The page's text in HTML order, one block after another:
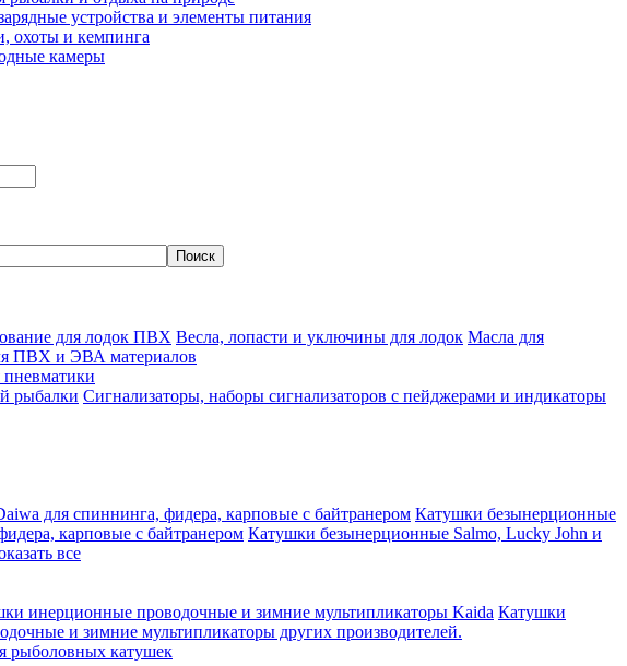
устройства и элементы питания
охоты и кемпинга
камеры
для лодок ПВХ Весла, лопасти и уключины для лодок Масла для
ПВХ и ЭВА материалов
рыбалки Сигнализаторы, наборы сигнализаторов с пейджерами и индикаторы
для спиннинга, фидера, карповые с байтранером Катушки безынерционные
карповые с байтранером Катушки безынерционные Salmo, Lucky John и
все
инерционные проводочные и зимние мультипликаторы Kaida Катушки
и зимние мультипликаторы других производителей.
рыболовных катушек